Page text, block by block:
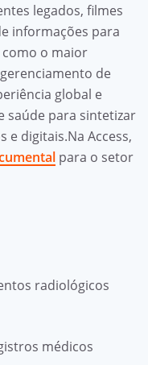
legados, filmes
informações para
o maior
de
global e
saúde para sintetizar
e digitais.Na Access,
para o setor
radiológicos
médicos